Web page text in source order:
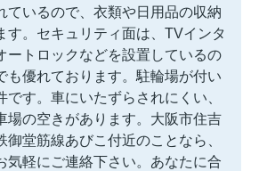
ているので、衣類や日用品の収納
す。セキュリティ面は、TVインタ
ートロックなどを設置しているの
も優れております。駐輪場が付い
です。車にいたずらされにくい、
場の空きがあります。大阪市住吉
御堂筋線あびこ付近のことなら、
気軽にご連絡下さい。あなたに合